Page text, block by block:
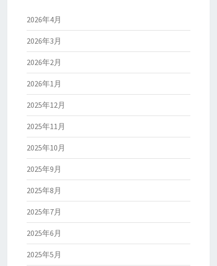
2026年4月
2026年3月
2026年2月
2026年1月
2025年12月
2025年11月
2025年10月
2025年9月
2025年8月
2025年7月
2025年6月
2025年5月